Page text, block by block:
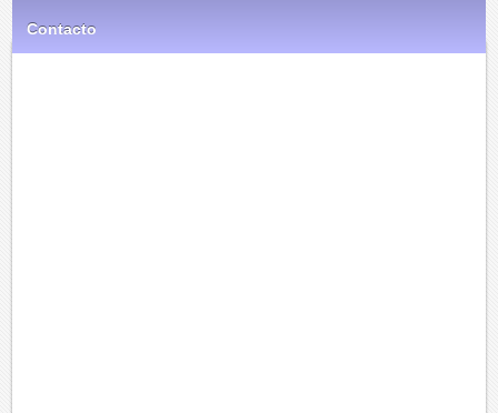
Contacto